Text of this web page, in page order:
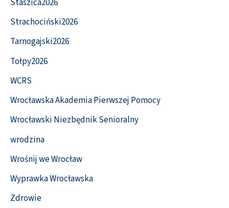
Staszica2026
Strachociński2026
Tarnogajski2026
Tołpy2026
WCRS
Wrocławska Akademia Pierwszej Pomocy
Wrocławski Niezbędnik Senioralny
wrodzina
Wrośnij we Wrocław
Wyprawka Wrocławska
Zdrowie